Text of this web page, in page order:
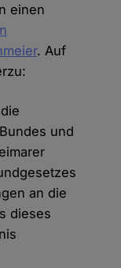
einen
. Auf
und
an die
dieses